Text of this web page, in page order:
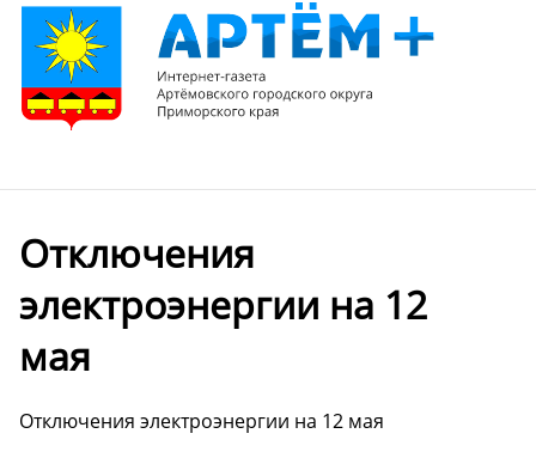
️Отключения
электроэнергии на 12
мая
️Отключения электроэнергии на 12 мая